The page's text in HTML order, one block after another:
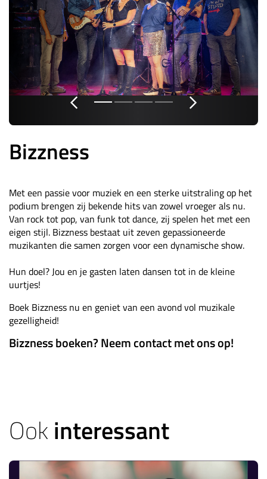
Bizzness
Met een passie voor muziek en een sterke uitstraling op het
podium brengen zij bekende hits van zowel vroeger als nu.
Van rock tot pop, van funk tot dance, zij spelen het met een
eigen stijl. Bizzness bestaat uit zeven gepassioneerde
muzikanten die samen zorgen voor een dynamische show.
Hun doel? Jou en je gasten laten dansen tot in de kleine
uurtjes!
Boek Bizzness nu en geniet van een avond vol muzikale
gezelligheid!
Bizzness boeken? Neem contact met ons op!
Ookinteressant